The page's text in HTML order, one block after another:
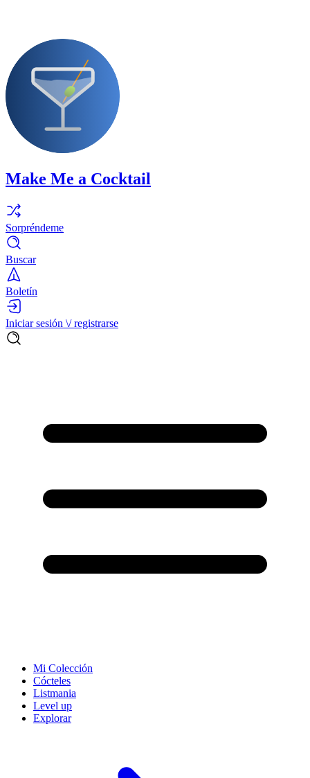
Make Me a Cocktail
Sorpréndeme
Buscar
Boletín
Iniciar sesión \/ registrarse
Mi Colección
Cócteles
Listmania
Level up
Explorar